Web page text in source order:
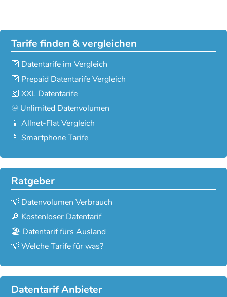
Tarife finden & vergleichen
🛜 Datentarife im Vergleich
🛜 Prepaid Datentarife Vergleich
🛜 XXL Datentarife
♾️ Unlimited Datenvolumen
📱 Allnet-Flat Vergleich
📱 Smartphone Tarife
Ratgeber
💡 Datenvolumen Verbrauch
🔎 Kostenloser Datentarif
🏖️ Datentarif fürs Ausland
💡 Welche Tarife für was?
Datentarif Anbieter